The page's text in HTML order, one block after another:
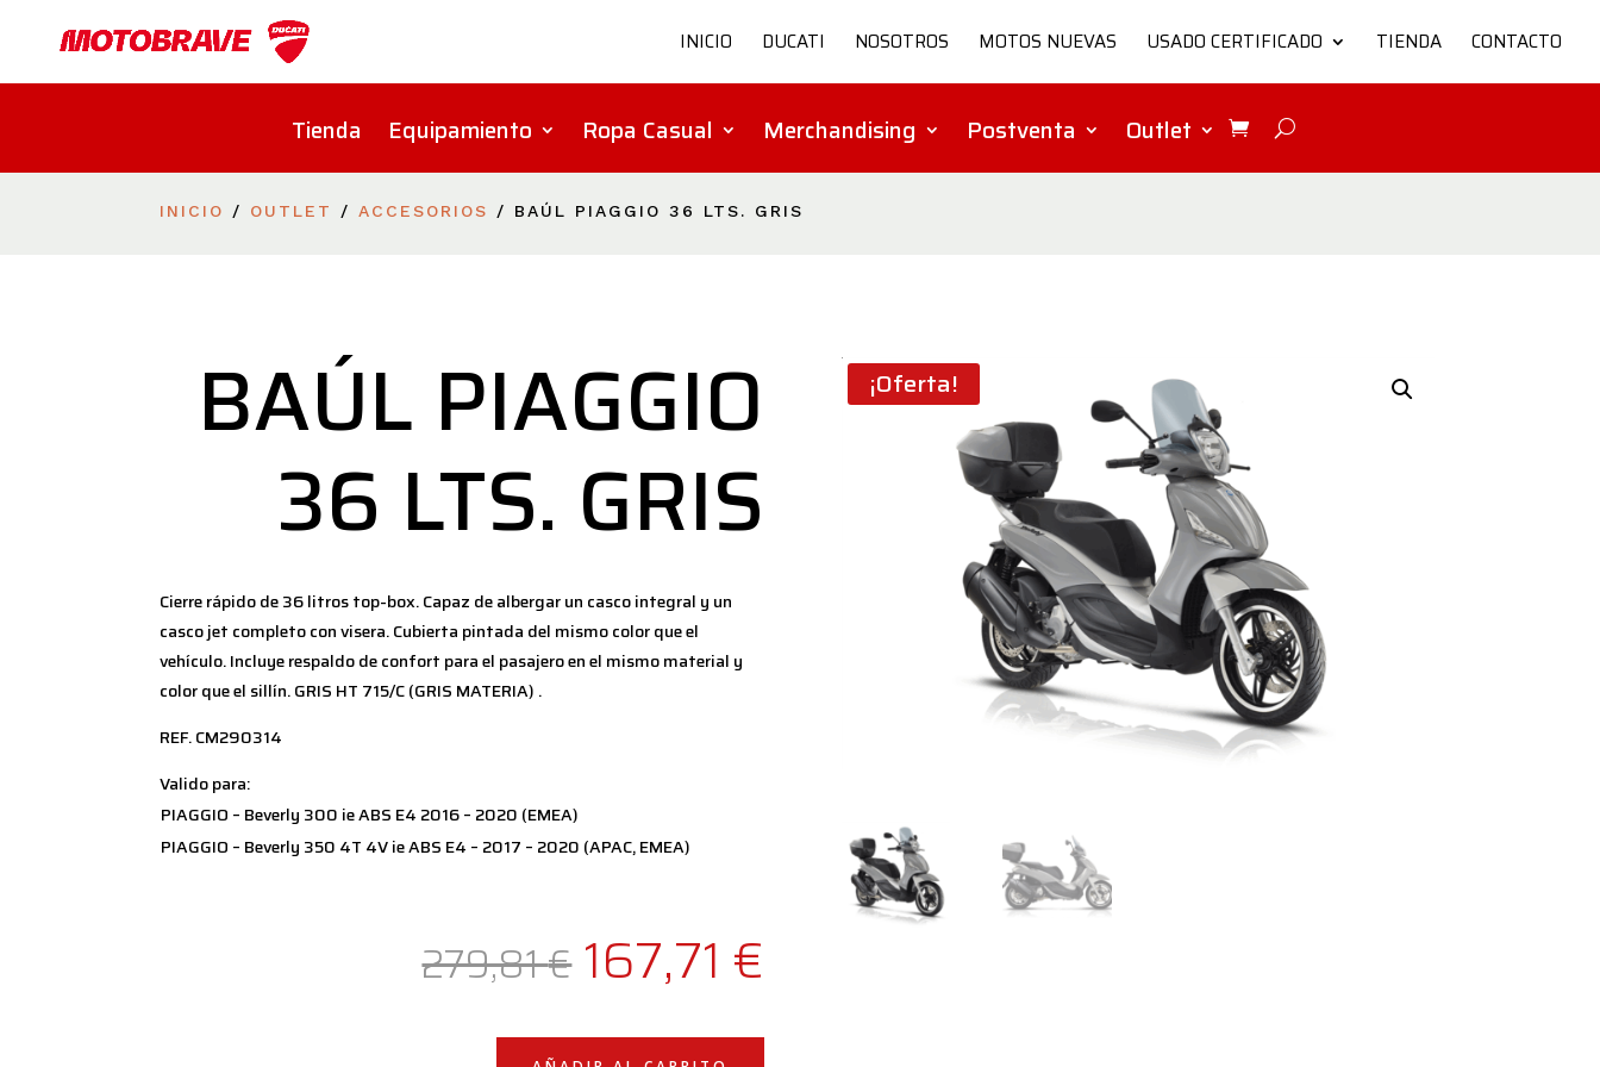
INICIO DUCATI NOSOTROS MOTOS NUEVAS USADO CERTIFICADO TIENDA CONTACTO
Tienda Equipamiento Ropa Casual Merchandising Postventa Outlet
INICIO / OUTLET /ACCESORIOS / BAÚL PIAGGIO 36 LTS. GRIS
BAÚL PIAGGIO
36 LTS. GRIS
Cierre rápido de 36 litros top-box. Capaz de albergar un casco integral y un
casco jet completo con visera. Cubierta pintada del mismo color que el
vehículo. Incluye respaldo de confort para el pasajero en el mismo material y
color que el sillín. GRIS HT 715/C (GRIS MATERIA) .
REF. CM290314
Valido para:
PIAGGIO – Beverly 300 ie ABS E4 2016 – 2020 (EMEA)
PIAGGIO – Beverly 350 4T 4V ie ABS E4 – 2017 – 2020 (APAC, EMEA)
279,81€ El
precio
167,71 €
precio
¡Oferta!